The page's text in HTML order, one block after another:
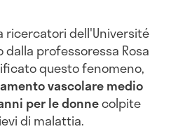
ricercatori dell'Université
dalla professoressa Rosa
questo fenomeno,
vascolare medio
per le donnecolpite
di malattia.